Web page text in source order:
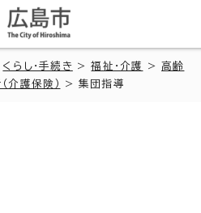
くらし・手続き >福祉・介護 >高齢
介護保険） > 集団指導